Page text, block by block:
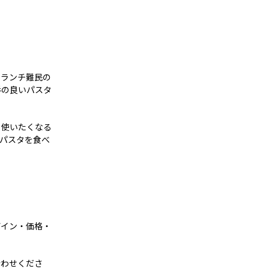
ンチ難民の
良いパスタ
いたくなる
スタを食べ
ン・価格・
せくださ